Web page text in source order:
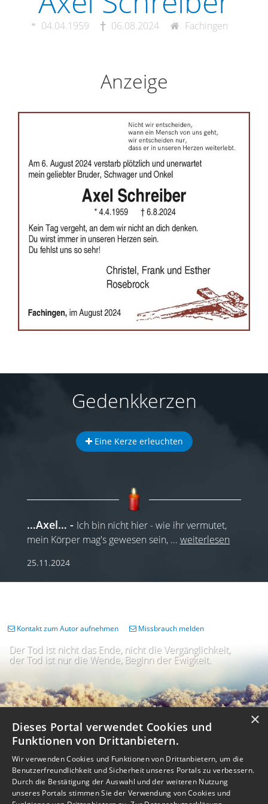
04.04.1959 06.08.2024 Fachingen
Anzeige
Gedenkkerzen
Eine Kerze erleuchten
…Axel…
Ich bin nicht hier - wie ihr vermutet,
mein Körper mag's gewesen sein, ... weiterlesen
25.11.2024
Der Tod ist nicht das Ende, nicht die Vergänglichkeit,
der Tod ist nur die Wende, Beginn der Ewigkeit.
Kontakt zum Autor aufnehmen Missbrauch melden
Impressum Nutzungsbedingungen Datenschutz
AGB
×
Dieses Portal verwendet Cookies und
Funktionen von Drittanbietern.
Wir verwenden Cookies und Funktionen von Drittanbietern, um die
Benutzerfreundlichkeit und Sicherheit unseres Portals zu verbessern.
Durch die Bestätigung der Auswahl und der weiteren Nutzung
unseres Portals stimmen Sie der Verwendung von Cookies und